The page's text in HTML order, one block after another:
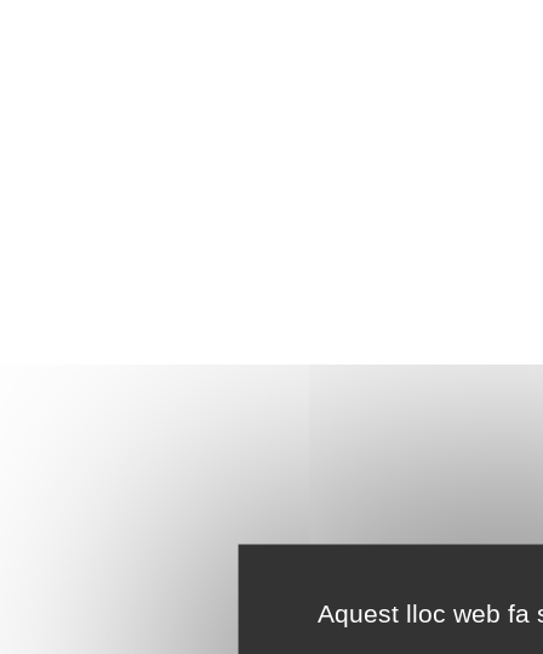
Aquest lloc web fa